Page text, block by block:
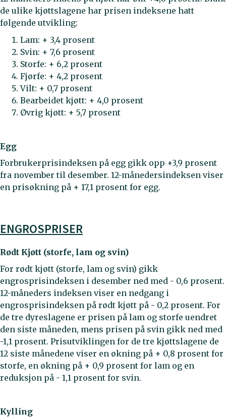
de ulike kjøttslagene har prisen indeksene hatt
følgende utvikling:
Lam: + 3,4 prosent
Svin: + 7,6 prosent
Storfe: + 6,2 prosent
Fjørfe: + 4,2 prosent
Vilt: + 0,7 prosent
Bearbeidet kjøtt: + 4,0 prosent
Øvrig kjøtt: + 5,7 prosent
Egg
Forbrukerprisindeksen på egg gikk opp +3,9 prosent
fra november til desember. 12-månedersindeksen viser
en prisøkning på + 17,1 prosent for egg.
ENGROSPRISER
Rødt Kjøtt (storfe, lam og svin)
For rødt kjøtt (storfe, lam og svin) gikk
engrosprisindeksen i desember ned med - 0,6 prosent.
12-måneders indeksen viser en nedgang i
engrosprisindeksen på rødt kjøtt på - 0,2 prosent. For
de tre dyreslagene er prisen på lam og storfe uendret
den siste måneden, mens prisen på svin gikk ned med
-1,1 prosent. Prisutviklingen for de tre kjøttslagene de
12 siste månedene viser en økning på + 0,8 prosent for
storfe, en økning på + 0,9 prosent for lam og en
reduksjon på - 1,1 prosent for svin.
Kylling